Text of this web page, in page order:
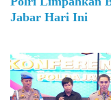
Jabar Hari Ini